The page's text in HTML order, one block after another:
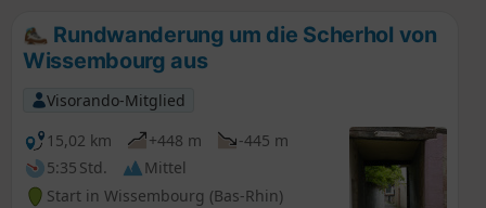
Rundwanderung um die Scherhol von
Wissembourg aus
Visorando-Mitglied
15,02 km
+448 m
-445 m
5:35 Std.
Mittel
Start in Wissembourg (Bas-Rhin)